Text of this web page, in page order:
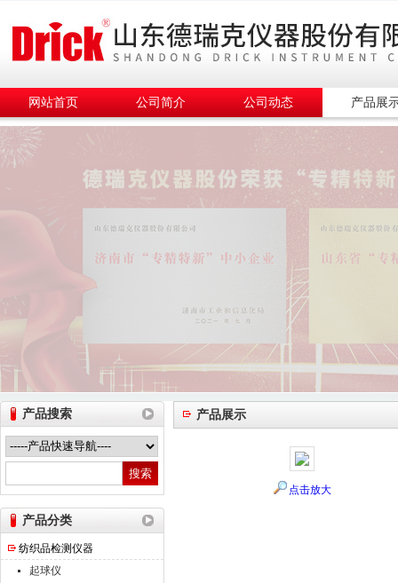
山东德瑞克仪器股份有限公司
网站首页 公司简介 公司动态 产品展
产品搜索
产品分类
纺织品检测仪器
起球仪
产品展示
点击放大